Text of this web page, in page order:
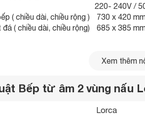
220- 240V /
( chiều dài, chiều rộng )
730 x 420
( chiều dài, chiều rộng)
685 x 385
Xem thêm
Bếp từ âm 2 vùng nấu
Lorca